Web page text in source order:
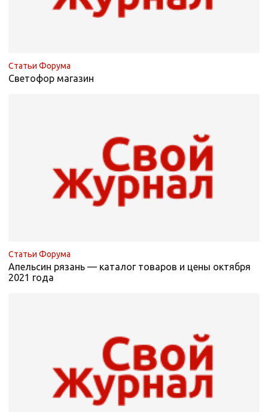
Статьи Форума
Светофор магазин
Статьи Форума
Апельсин рязань — каталог товаров и цены октября
2021 года